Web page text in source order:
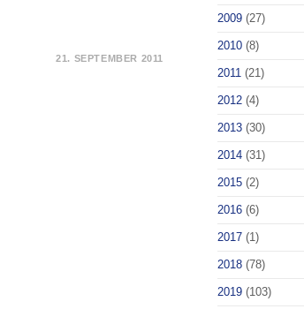
21. SEPTEMBER 2011
2009 (27)
2010 (8)
2011 (21)
2012 (4)
2013 (30)
2014 (31)
2015 (2)
2016 (6)
2017 (1)
2018 (78)
2019 (103)